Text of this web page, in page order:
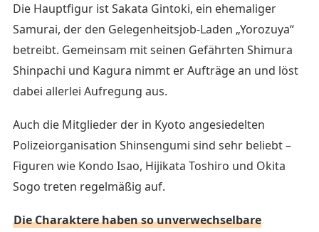
Die Hauptfigur ist Sakata Gintoki, ein ehemaliger
Samurai, der den Gelegenheitsjob-Laden „Yorozuya“
betreibt. Gemeinsam mit seinen Gefährten Shimura
Shinpachi und Kagura nimmt er Aufträge an und löst
dabei allerlei Aufregung aus.
Auch die Mitglieder der in Kyoto angesiedelten
Polizeiorganisation Shinsengumi sind sehr beliebt –
Figuren wie Kondo Isao, Hijikata Toshiro und Okita
Sogo treten regelmäßig auf.
Die Charaktere haben so unverwechselbare